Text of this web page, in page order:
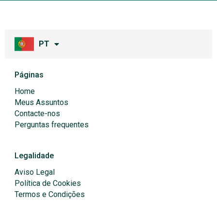
PT
Páginas
Home
Meus Assuntos
Contacte-nos
Perguntas frequentes
Legalidade
Aviso Legal
Política de Cookies
Termos e Condições